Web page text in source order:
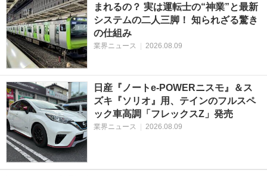
まれるの？ 実は運転士の“神業”と最新
システムの二人三脚！ 知られざる驚き
の仕組み
業界ニュース 2026.08.09
日産『ノートe-POWERニスモ』＆ス
ズキ『ソリオ』用、テインのフルスペ
ック車高調「フレックスZ」発売
業界ニュース 2026.08.09